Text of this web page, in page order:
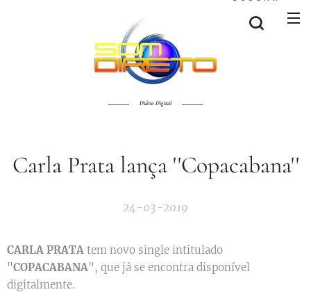
Diário Digital
Carla Prata lança ''Copacabana''
24-03-2019
CARLA PRATA tem novo single intitulado
"COPACABANA", que já se encontra disponível
digitalmente.